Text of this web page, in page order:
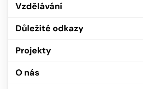
Vzdělávání
Důležité odkazy
Projekty
O nás